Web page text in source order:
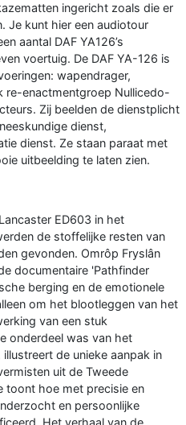
ingericht zoals die er
Je kunt hier een audiotour
aantal DAF YA126’s
voertuig. De DAF YA-126 is
wapendrager,
re-enactmentgroep Nullicedo-
Zij beelden de dienstplicht
dienst,
dienst. Ze staan paraat met
uitbeelding te laten zien.
ED603 in het
de stoffelijke resten van
gevonden. Omrôp Fryslân
documentaire 'Pathfinder
berging en de emotionele
om het blootleggen van het
van een stuk
onderdeel was van het
de unieke aanpak in
uit de Tweede
toont hoe met precisie en
en persoonlijke
Het verhaal van de